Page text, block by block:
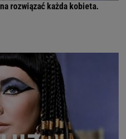
rozwiązać każda kobieta.